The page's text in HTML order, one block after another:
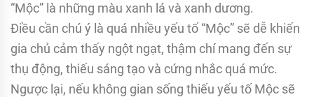
“Mộc” là những màu xanh lá và xanh dương.
Điều cần chú ý là quá nhiều yếu tố “Mộc” sẽ dễ khiến
gia chủ cảm thấy ngột ngạt, thậm chí mang đến sự
thụ động, thiếu sáng tạo và cứng nhắc quá mức.
Ngược lại, nếu không gian sống thiếu yếu tố Mộc sẽ